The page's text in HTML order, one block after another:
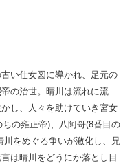
い仕女図に導かれ、足元の
の治世。晴川は流れに流
し、人々を助けていき宮女
の雍正帝)、八阿哥(8番目の
川をめぐる争いが激化し、兄
は晴川をどうにか落とし目